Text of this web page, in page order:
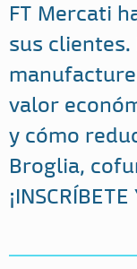
FT Mercati
sus
valor
y cómo
Broglia,
¡INSCRÍBETE